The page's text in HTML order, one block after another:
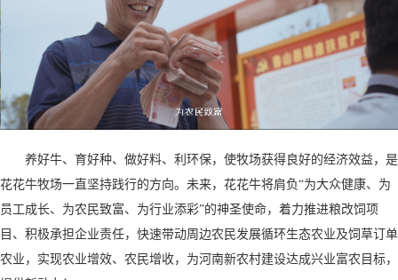
养好牛、育好种、做好料、利环保，使牧场获得良好的经济效益，是
花花牛牧场一直坚持践行的方向。未来，花花牛将肩负“为大众健康、为
员工成长、为农民致富、为行业添彩”的神圣使命，着力推进粮改饲项
目、积极承担企业责任，快速带动周边农民发展循环生态农业及饲草订单
农业，实现农业增效、农民增收，为河南新农村建设达成兴业富农目标，